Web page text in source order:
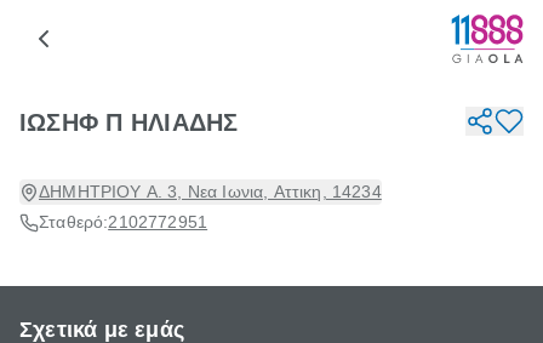
ΙΩΣΗΦ Π ΗΛΙΑΔΗΣ
ΔΗΜΗΤΡΙΟΥ Α. 3, Νεα Ιωνια, Αττικη, 14234
Σταθερό:2102772951
Σχετικά με εμάς